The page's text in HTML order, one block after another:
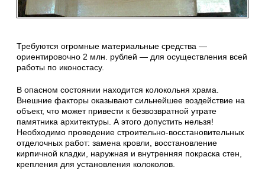
Требуются огромные материальные средства —
ориентировочно 2 млн. рублей — для осуществления всей
работы по иконостасу.
В опасном состоянии находится колокольня храма.
Внешние факторы оказывают сильнейшее воздействие на
объект, что может привести к безвозвратной утрате
памятника архитектуры. А этого допустить нельзя!
Необходимо проведение строительно-восстановительных
отделочных работ: замена кровли, восстановление
кирпичной кладки, наружная и внутренняя покраска стен,
крепления для установления колоколов.